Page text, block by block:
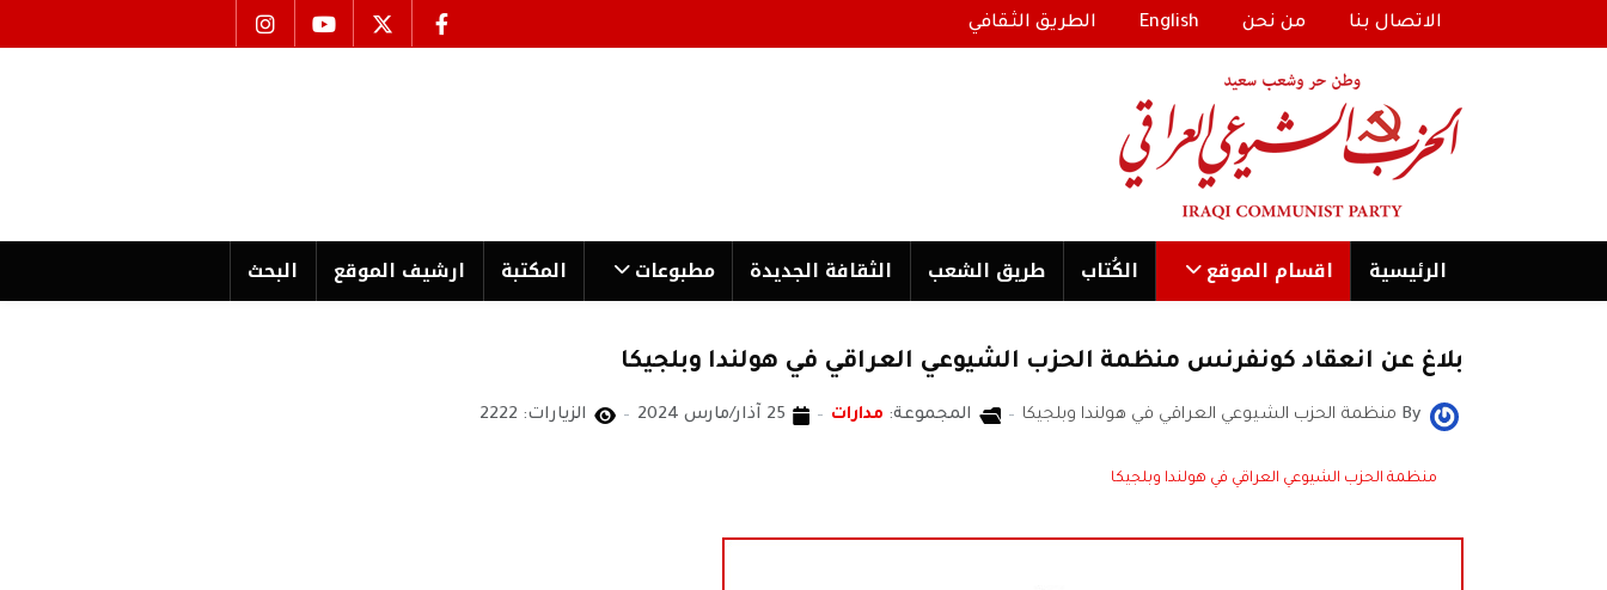
الاتصال بنا من نحن English الطريق الثقافي
الرئیسية اقسام الموقع الكُتاب طریق الشعب الثقافة الجدیدة مطبوعات المكتبة ارشیف الموقع البحث
بلاغ عن انعقاد كونفرنس منظمة الحزب الشيوعي العراقي في هولندا وبلجيكا
By منظمة الحزب الشيوعي العراقي في هولندا وبلجيكا المجموعة: مدارات 25 آذار/مارس 2024 الزيارات: 2222
منظمة الحزب الشيوعي العراقي في هولندا وبلجيكا